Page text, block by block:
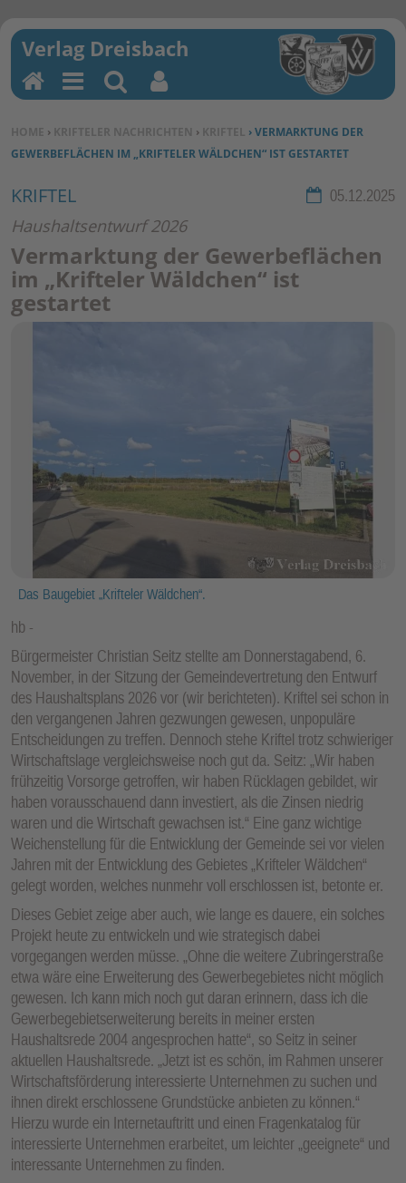
SIE BEFINDEN SICH HIER:
HOME › KRIFTELER NACHRICHTEN › KRIFTEL › VERMARKTUNG DER
GEWERBEFLÄCHEN IM „KRIFTELER WÄLDCHEN“ IST GESTARTET
Rubrik:
KRIFTEL 05.12.2025
Haushaltsentwurf 2026
Vermarktung der Gewerbeflächen
im „Krifteler Wäldchen“ ist
gestartet
Das Baugebiet „Krifteler Wäldchen“.
hb
Bürgermeister Christian Seitz stellte am Donnerstagabend, 6.
November, in der Sitzung der Gemeindevertretung den Entwurf
des Haushaltsplans 2026 vor (wir berichteten). Kriftel sei schon in
den vergangenen Jahren gezwungen gewesen, unpopuläre
Entscheidungen zu treffen. Dennoch stehe Kriftel trotz schwieriger
Wirtschaftslage vergleichsweise noch gut da. Seitz: „Wir haben
frühzeitig Vorsorge getroffen, wir haben Rücklagen gebildet, wir
haben vorausschauend dann investiert, als die Zinsen niedrig
waren und die Wirtschaft gewachsen ist.“ Eine ganz wichtige
Weichenstellung für die Entwicklung der Gemeinde sei vor vielen
Jahren mit der Entwicklung des Gebietes „Krifteler Wäldchen“
gelegt worden, welches nunmehr voll erschlossen ist, betonte er.
Dieses Gebiet zeige aber auch, wie lange es dauere, ein solches
Projekt heute zu entwickeln und wie strategisch dabei
vorgegangen werden müsse. „Ohne die weitere Zubringerstraße
etwa wäre eine Erweiterung des Gewerbegebietes nicht möglich
gewesen. Ich kann mich noch gut daran erinnern, dass ich die
Gewerbegebietserweiterung bereits in meiner ersten
Haushaltsrede 2004 angesprochen hatte“, so Seitz in seiner
aktuellen Haushaltsrede. „Jetzt ist es schön, im Rahmen unserer
Wirtschaftsförderung interessierte Unternehmen zu suchen und
ihnen direkt erschlossene Grundstücke anbieten zu können.“
Hierzu wurde ein Internetauftritt und einen Fragenkatalog für
interessierte Unternehmen erarbeitet, um leichter „geeignete“ und
interessante Unternehmen zu finden.
H
o
m
M
en
u
Su
ch
en
Be
nu
tz
kti
on
en